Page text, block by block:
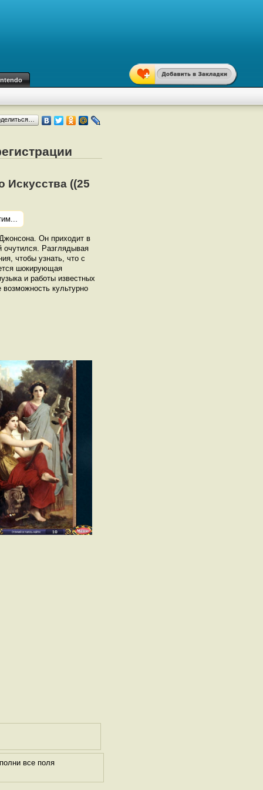
Искусства ((25
Он приходит в
очутился. Разглядывая
чтобы узнать, что с
шокирующая
и работы известных
культурно
все поля